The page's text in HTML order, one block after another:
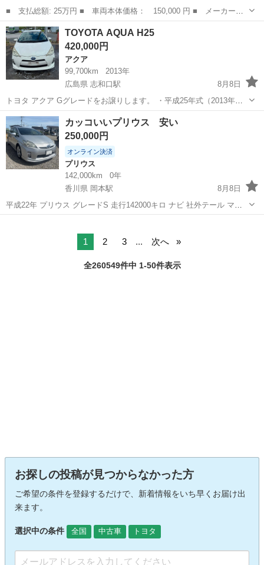
■ 支払総額: 25万円 ■ 車両本体価格： 150,000 円 ■ メーカー
名： トヨタ ■ 車種名： ピクシスエポック ■ グレード名：
Ｘ ＳＡ 車検２年間 キーレス ＥＴＣ ナビ バックカメラ ド
ライブレコーダー ...
神奈川 愛甲郡
TOYOTA AQUA H25
420,000円
アクア
99,700km
2013年
広島県 志和口駅
8月8日
トヨタ アクア Gグレードをお譲りします。 ・平成25年式（2013年）
・グレード：G ・走行距離：99,700km ・AT（オートマ） ・ハイブリ
ッド車 ・車検2年付き ・ETC付き ・内装・外装ともに綺麗です ・エ
ン...
広島 安芸高田市 志和口駅
カッコいいプリウス 安い
250,000円
オンライン決済
プリウス
142,000km
0年
香川県 岡本駅
8月8日
平成22年 プリウス グレードS 走行142000キロ ナビ 社外テール マフ
ラー ツーリングホイール エアロ いい感じにカスタムされてるプリウ
1 2 3 ... 次へ
全260549件中 1-50件表示
お探しの投稿が見つからなかった方
ご希望の条件を登録するだけで、新着情報をいち早くお届け出
来ます。
選択中の条件 全国 中古車 トヨタ